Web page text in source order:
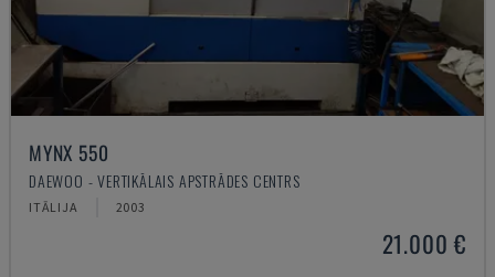
MYNX 550
DAEWOO - VERTIKĀLAIS APSTRĀDES CENTRS
ITĀLIJA 2003
21.000 €